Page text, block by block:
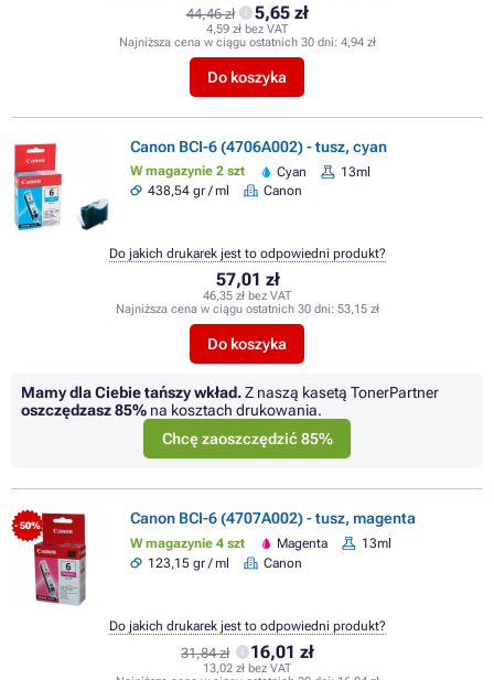
44,46 zł 5,65 zł
4,59 zł bez VAT
Najniższa cena w ciągu ostatnich 30 dni: 4,94 zł
Do koszyka
Canon BCI-6 (4706A002) - tusz, cyan
W magazynie 2 szt Cyan
13ml
438,54 gr / ml
Canon
57,01 zł
46,35 zł bez VAT
Najniższa cena w ciągu ostatnich 30 dni: 53,15 zł
Do koszyka
Do jakich drukarek jest to odpowiedni produkt?
Mamy dla Ciebie tańszy wkład.Z naszą kasetą TonerPartner
oszczędzasz85% na kosztach drukowania.
Chcę zaoszczędzić 85%
- 50% Canon BCI-6 (4707A002) - tusz, magenta
W magazynie 4 szt Magenta
13ml
123,15 gr / ml
Canon
31,84 zł 16,01 zł
13,02 zł bez VAT
Do jakich drukarek jest to odpowiedni produkt?